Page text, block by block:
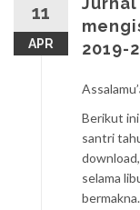
11
APR
2019-
Berikut
santri
selama
bermakna.